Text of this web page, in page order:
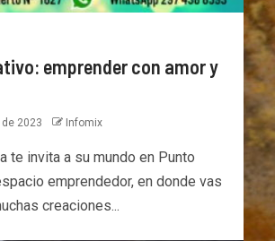
emprender con amor y
2023 Infomix
te invita a su mundo en Punto
emprendedor, en donde vas
creaciones...